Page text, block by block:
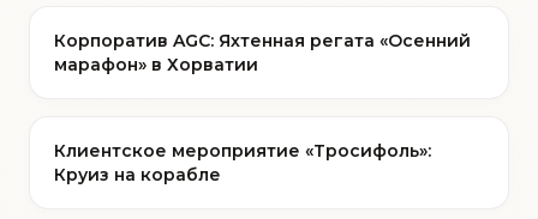
Корпоратив AGC: Яхтенная регата «Осенний
марафон» в Хорватии
Клиентское мероприятие «Тросифоль»:
Круиз на корабле